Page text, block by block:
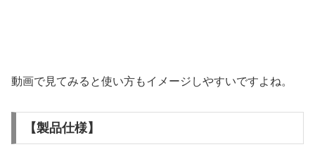
動画で見てみると使い方もイメージしやすいですよね。
【製品仕様】